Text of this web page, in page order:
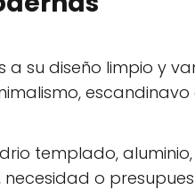
su diseño limpio y
escandinavo
templado,
o